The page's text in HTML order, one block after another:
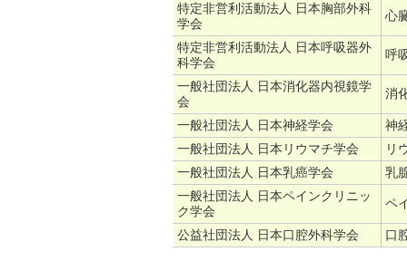
特定非営利活動法人 日本胸部外科
学会
心
特定非営利活動法人 日本呼吸器外
科学会
呼
一般社団法人 日本消化器内視鏡学
会
消
一般社団法人 日本神経学会
神
一般社団法人 日本リウマチ学会
リ
一般社団法人 日本乳癌学会
乳
一般社団法人 日本ペインクリニッ
ク学会
ペ
公益社団法人 日本口腔外科学会 口